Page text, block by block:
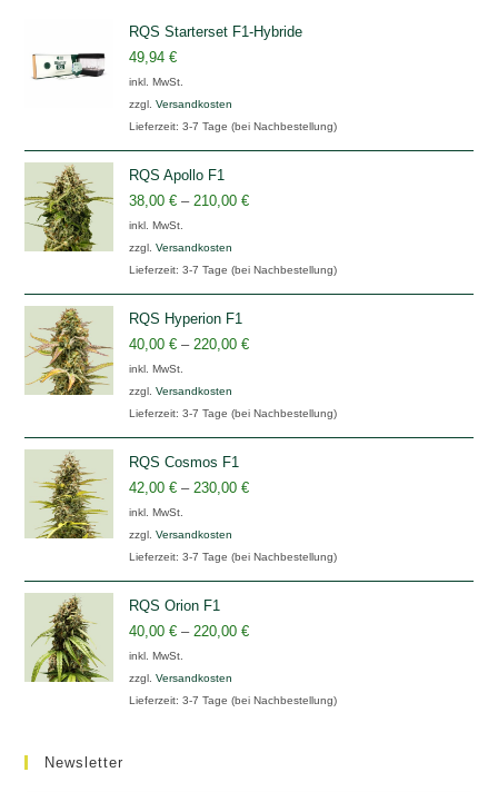
RQS Starterset F1-Hybride
49,94€
inkl. MwSt.
zzgl.Versandkosten
Lieferzeit:3-7 Tage (bei Nachbestellung)
RQS Apollo F1
38,00€ –210,00€
inkl. MwSt.
zzgl.Versandkosten
Lieferzeit:3-7 Tage (bei Nachbestellung)
RQS Hyperion F1
40,00€ –220,00€
inkl. MwSt.
zzgl.Versandkosten
Lieferzeit:3-7 Tage (bei Nachbestellung)
RQS Cosmos F1
42,00€ –230,00€
inkl. MwSt.
zzgl.Versandkosten
Lieferzeit:3-7 Tage (bei Nachbestellung)
RQS Orion F1
40,00€ –220,00€
inkl. MwSt.
zzgl.Versandkosten
Lieferzeit:3-7 Tage (bei Nachbestellung)
Newsletter